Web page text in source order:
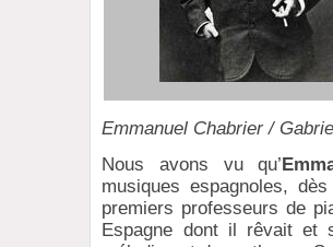
Emmanuel Chabrier /
Nous avons vu qu’
musiques espagnoles,
premiers professeurs de
Espagne dont il rêvait et